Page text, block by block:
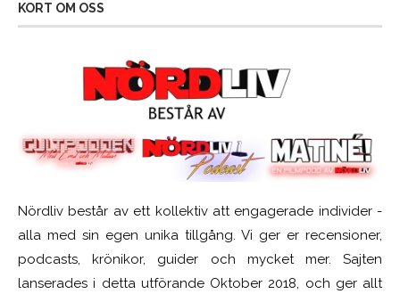
KORT OM OSS
Nördliv består av ett kollektiv att engagerade individer -
alla med sin egen unika tillgång. Vi ger er recensioner,
podcasts, krönikor, guider och mycket mer. Sajten
lanserades i detta utförande Oktober 2018, och ger allt